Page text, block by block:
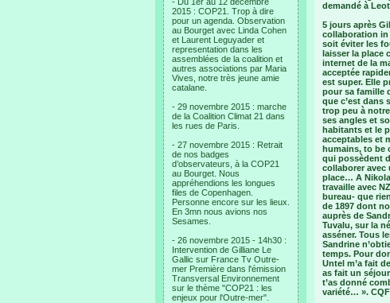
2015 : COP21. Trop à dire
pour un agenda. Observation
au Bourget avec Linda Cohen
et Laurent Leguyader et
representation dans les
assemblées de la coalition et
autres associations par Maria
Vives, notre très jeune amie
catalane.
- 29 novembre 2015 : marche
de la Coalition Climat 21 dans
les rues de Paris.
- 27 novembre 2015 : Retrait
de nos badges
d’observateurs, à la COP21
au Bourget. Nous
appréhendions les longues
files de Copenhagen.
Personne encore sur les lieux.
En 3mn nous avions nos
Sesames.
- 26 novembre 2015 - 14h30 :
Intervention de Gilliane Le
Gallic sur France Tv Outre-
mer Première dans l'émission
Transversal Environnement
sur le thème "COP21 : les
enjeux pour l'Outre-mer".
demandé à
5 jours après
collaboration
soit éviter les
laisser la place
internet de la
acceptée
est super. Elle
pour sa famille
que c’est dans
trop peu à
ses angles et
habitants et le
acceptables et
humains, to be
qui possèdent
collaborer avec
place… A
travaille avec
bureau- que
de 1897 dont
auprès de
Tuvalu, sur la
asséner. Tous
Sandrine
temps. Pour
Untel m’a fait
as fait un
t’as donné
variété… ».